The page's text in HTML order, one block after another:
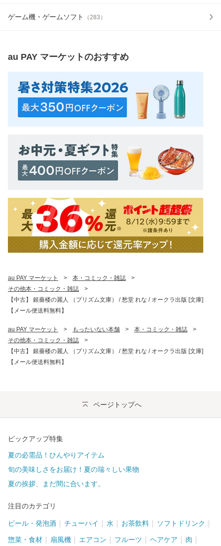
ゲーム機・ゲームソフト （283 ）
au PAY マーケットのおすすめ
au PAY マーケット > 本・コミック・雑誌
>
その他本・コミック・雑誌
>
【中古】 銀薔楼の麗人 （プリズム文庫） / 愁堂 れな / オークラ出版 [文庫]
【メール便送料無料】
au PAY マーケット > もったいない本舗 > 本・コミック・雑誌
>
その他本・コミック・雑誌
>
【中古】 銀薔楼の麗人 （プリズム文庫） / 愁堂 れな / オークラ出版 [文庫]
【メール便送料無料】
ページトップへ
ピックアップ特集
夏の必需品！ひんやりアイテム
旬の美味しさをお届け！夏の瑞々しい果物
夏の挨拶、まだ間に合います。
注目のカテゴリ
ビール・発泡酒 チューハイ 水 お茶飲料 ソフトドリンク
惣菜・食材 扇風機 エアコン フルーツ ヘアケア 肉